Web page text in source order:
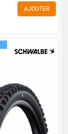
AJOUTER